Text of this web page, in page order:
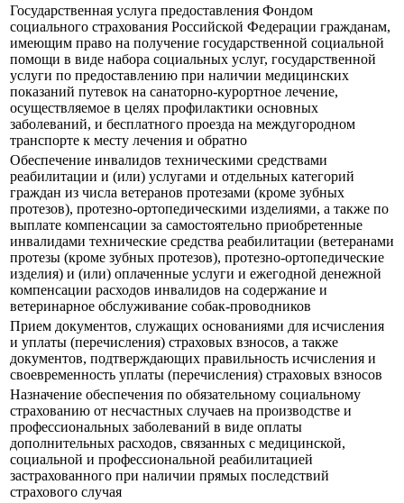
Государственная услуга предоставления Фондом
социального страхования Российской Федерации гражданам,
имеющим право на получение государственной социальной
помощи в виде набора социальных услуг, государственной
услуги по предоставлению при наличии медицинских
показаний путевок на санаторно-курортное лечение,
осуществляемое в целях профилактики основных
заболеваний, и бесплатного проезда на междугородном
транспорте к месту лечения и обратно
Обеспечение инвалидов техническими средствами
реабилитации и (или) услугами и отдельных категорий
граждан из числа ветеранов протезами (кроме зубных
протезов), протезно-ортопедическими изделиями, а также по
выплате компенсации за самостоятельно приобретенные
инвалидами технические средства реабилитации (ветеранами
протезы (кроме зубных протезов), протезно-ортопедические
изделия) и (или) оплаченные услуги и ежегодной денежной
компенсации расходов инвалидов на содержание и
ветеринарное обслуживание собак-проводников
Прием документов, служащих основаниями для исчисления
и уплаты (перечисления) страховых взносов, а также
документов, подтверждающих правильность исчисления и
своевременность уплаты (перечисления) страховых взносов
Назначение обеспечения по обязательному социальному
страхованию от несчастных случаев на производстве и
профессиональных заболеваний в виде оплаты
дополнительных расходов, связанных с медицинской,
социальной и профессиональной реабилитацией
застрахованного при наличии прямых последствий
страхового случая